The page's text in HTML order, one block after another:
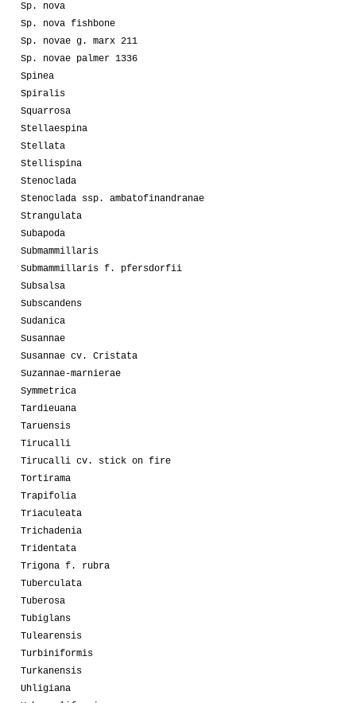
Sp. nova
Sp. nova fishbone
Sp. novae g. marx 211
Sp. novae palmer 1336
Spinea
Spiralis
Squarrosa
Stellaespina
Stellata
Stellispina
Stenoclada
Stenoclada ssp. ambatofinandranae
Strangulata
Subapoda
Submammillaris
Submammillaris f. pfersdorfii
Subsalsa
Subscandens
Sudanica
Susannae
Susannae cv. Cristata
Suzannae-marnierae
Symmetrica
Tardieuana
Taruensis
Tirucalli
Tirucalli cv. stick on fire
Tortirama
Trapifolia
Triaculeata
Trichadenia
Tridentata
Trigona f. rubra
Tuberculata
Tuberosa
Tubiglans
Tulearensis
Turbiniformis
Turkanensis
Uhligiana